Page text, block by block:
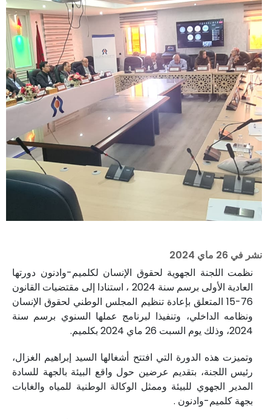
نشر في 26 ماي 2024
نظمت اللجنة الجهوية لحقوق الإنسان لكلميم-وادنون دورتها
العادية الأولى برسم سنة 2024 ، استنادا إلى مقتضيات القانون
76-15 المتعلق بإعادة تنظيم المجلس الوطني لحقوق الإنسان
ونظامه الداخلي، وتنفيذا لبرنامج عملها السنوي برسم سنة
2024، وذلك يوم السبت 26 ماي 2024 بكلميم.
وتميزت هذه الدورة التي افتتح أشغالها السيد إبراهيم الغزال،
رئيس اللجنة، بتقديم عرضين حول واقع البيئة بالجهة للسادة
المدير الجهوي للبيئة وممثل الوكالة الوطنية للمياه والغابات
بجهة كلميم-وادنون .